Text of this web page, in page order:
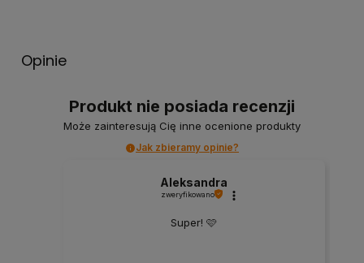
Opinie
Produkt nie posiada recenzji
Może zainteresują Cię inne ocenione produkty
Jak zbieramy opinie?
Aleksandra
zweryfikowano
Super! 🩷